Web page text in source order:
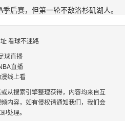
后赛，但第一轮不敌洛杉矶湖人。
看球不迷路
球直播
直播
线上看
从搜索引擎整理获得，内容均来自互
内容，如有侵权请通知我们，我们会
处理。